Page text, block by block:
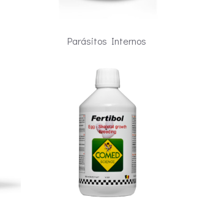
Parásitos Internos